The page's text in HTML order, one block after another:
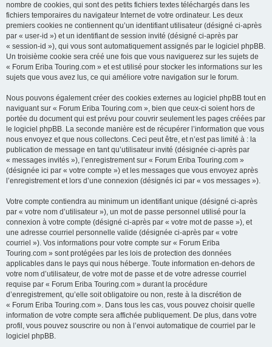
nombre de cookies, qui sont des petits fichiers textes téléchargés dans les
fichiers temporaires du navigateur Internet de votre ordinateur. Les deux
premiers cookies ne contiennent qu’un identifiant utilisateur (désigné ci-après
par « user-id ») et un identifiant de session invité (désigné ci-après par
« session-id »), qui vous sont automatiquement assignés par le logiciel phpBB.
Un troisième cookie sera créé une fois que vous naviguerez sur les sujets de
« Forum Eriba Touring.com » et est utilisé pour stocker les informations sur les
sujets que vous avez lus, ce qui améliore votre navigation sur le forum.
Nous pouvons également créer des cookies externes au logiciel phpBB tout en
naviguant sur « Forum Eriba Touring.com », bien que ceux-ci soient hors de
portée du document qui est prévu pour couvrir seulement les pages créées par
le logiciel phpBB. La seconde manière est de récupérer l’information que vous
nous envoyez et que nous collectons. Ceci peut être, et n’est pas limité à : la
publication de message en tant qu’utilisateur invité (désignée ci-après par
« messages invités »), l’enregistrement sur « Forum Eriba Touring.com »
(désignée ici par « votre compte ») et les messages que vous envoyez après
l’enregistrement et lors d’une connexion (désignés ici par « vos messages »).
Votre compte contiendra au minimum un identifiant unique (désigné ci-après
par « votre nom d’utilisateur »), un mot de passe personnel utilisé pour la
connexion à votre compte (désigné ci-après par « votre mot de passe »), et
une adresse courriel personnelle valide (désignée ci-après par « votre
courriel »). Vos informations pour votre compte sur « Forum Eriba
Touring.com » sont protégées par les lois de protection des données
applicables dans le pays qui nous héberge. Toute information en-dehors de
votre nom d’utilisateur, de votre mot de passe et de votre adresse courriel
requise par « Forum Eriba Touring.com » durant la procédure
d’enregistrement, qu’elle soit obligatoire ou non, reste à la discrétion de
« Forum Eriba Touring.com ». Dans tous les cas, vous pouvez choisir quelle
information de votre compte sera affichée publiquement. De plus, dans votre
profil, vous pouvez souscrire ou non à l’envoi automatique de courriel par le
logiciel phpBB.